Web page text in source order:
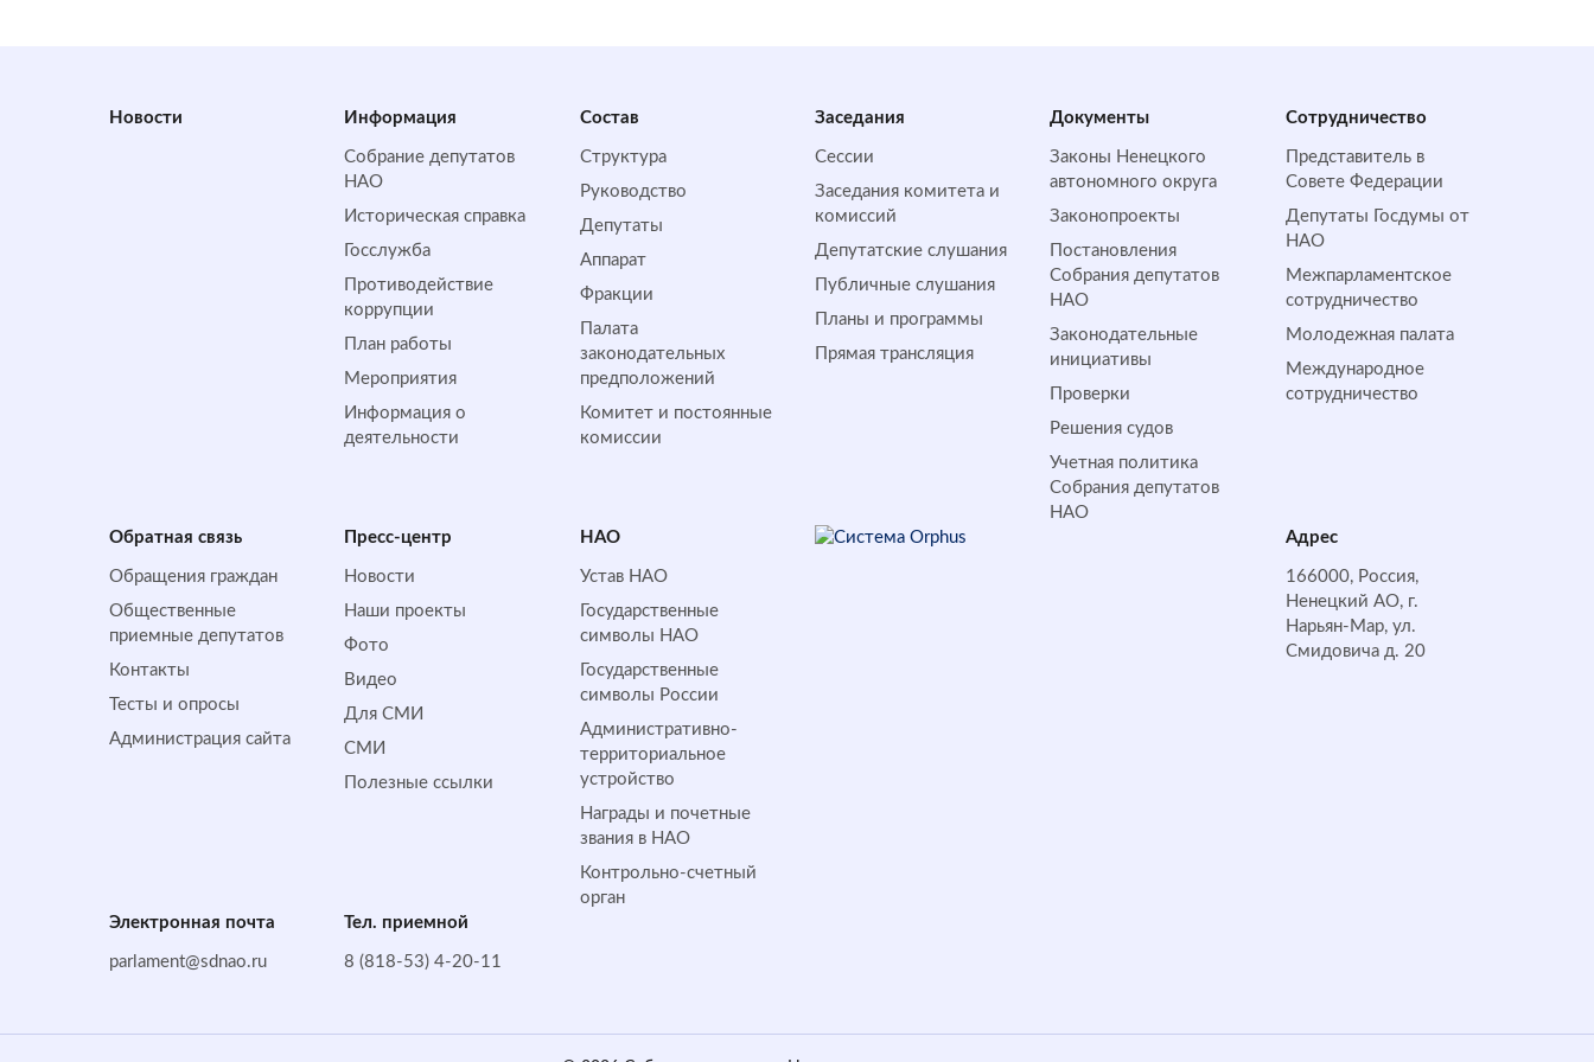
Новости Информация
Собрание депутатов
НАО
Историческая справка
Госслужба
Противодействие
коррупции
План работы
Мероприятия
Информация о
деятельности
Состав
Структура
Руководство
Депутаты
Аппарат
Фракции
Палата
законодательных
предположений
Комитет и постоянные
комиссии
Заседания
Сессии
Заседания комитета и
комиссий
Депутатские слушания
Публичные слушания
Планы и программы
Прямая трансляция
Документы
Законы Ненецкого
автономного округа
Законопроекты
Постановления
Собрания депутатов
НАО
Законодательные
инициативы
Проверки
Решения судов
Учетная политика
Собрания депутатов
НАО
Сотрудничество
Представитель в
Совете Федерации
Депутаты Госдумы от
НАО
Межпарламентское
сотрудничество
Молодежная палата
Международное
сотрудничество
Обратная cвязь
Обращения граждан
Общественные
приемные депутатов
Контакты
Тесты и опросы
Администрация сайта
Пресс-центр
Новости
Наши проекты
Фото
Видео
Для СМИ
СМИ
Полезные ссылки
НАО
Устав НАО
Государственные
символы НАО
Государственные
символы России
Административно-
территориальное
устройство
Награды и почетные
звания в НАО
Контрольно-счетный
орган
Адрес
166000, Россия,
Ненецкий АО, г.
Нарьян-Мар, ул.
Смидовича д. 20
Электронная почта
parlament@sdnao.ru
Тел. приемной
8 (818-53) 4-20-11